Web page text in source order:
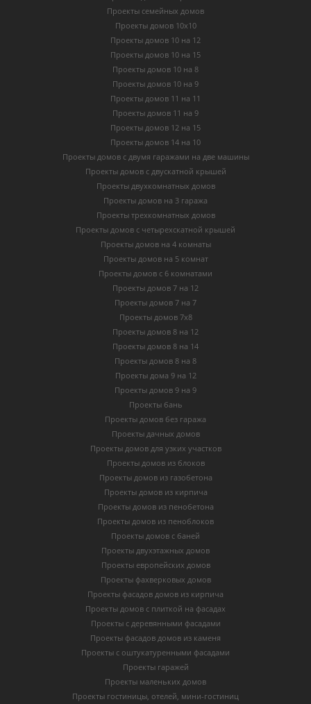
Проекты семейных домов
Проекты домов 10х10
Проекты домов 10 на 12
Проекты домов 10 на 15
Проекты домов 10 на 8
Проекты домов 10 на 9
Проекты домов 11 на 11
Проекты домов 11 на 9
Проекты домов 12 на 15
Проекты домов 14 на 10
Проекты домов с двумя гаражами на две машины
Проекты домов с двускатной крышей
Проекты двухкомнатных домов
Проекты домов на 3 гаража
Проекты трехкомнатных домов
Проекты домов с четырехскатной крышей
Проекты домов на 4 комнаты
Проекты домов на 5 комнат
Проекты домов с 6 комнатами
Проекты домов 7 на 12
Проекты домов 7 на 7
Проекты домов 7х8
Проекты домов 8 на 12
Проекты домов 8 на 14
Проекты домов 8 на 8
Проекты дома 9 на 12
Проекты домов 9 на 9
Проекты бань
Проекты домов без гаража
Проекты дачных домов
Проекты домов для узких участков
Проекты домов из блоков
Проекты домов из газобетона
Проекты домов из кирпича
Проекты домов из пенобетона
Проекты домов из пеноблоков
Проекты домов с баней
Проекты двухэтажных домов
Проекты европейских домов
Проекты фахверковых домов
Проекты фасадов домов из кирпича
Проекты домов с плиткой на фасадах
Проекты с деревянными фасадами
Проекты фасадов домов из каменя
Проекты с оштукатуренными фасадами
Проекты гаражей
Проекты маленьких домов
Проекты гостиницы, отелей, мини-гостиниц